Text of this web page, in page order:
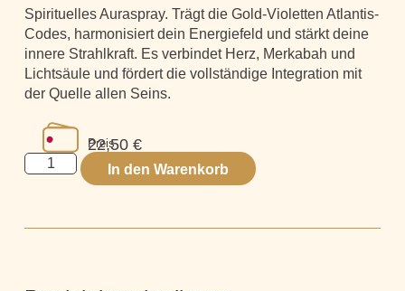
Spirituelles Auraspray. Trägt die Gold-Violetten Atlantis-
Codes, harmonisiert dein Energiefeld und stärkt deine
innere Strahlkraft. Es verbindet Herz, Merkabah und
Lichtsäule und fördert die vollständige Integration mit
der Quelle allen Seins.
Preis
22,50 €
In den Warenkorb